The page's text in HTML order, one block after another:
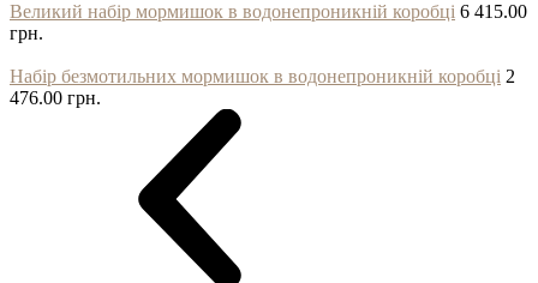
Великий набір мормишок в водонепроникній коробці 6 415.00
грн.
Набір безмотильних мормишок в водонепроникній коробці 2
476.00 грн.